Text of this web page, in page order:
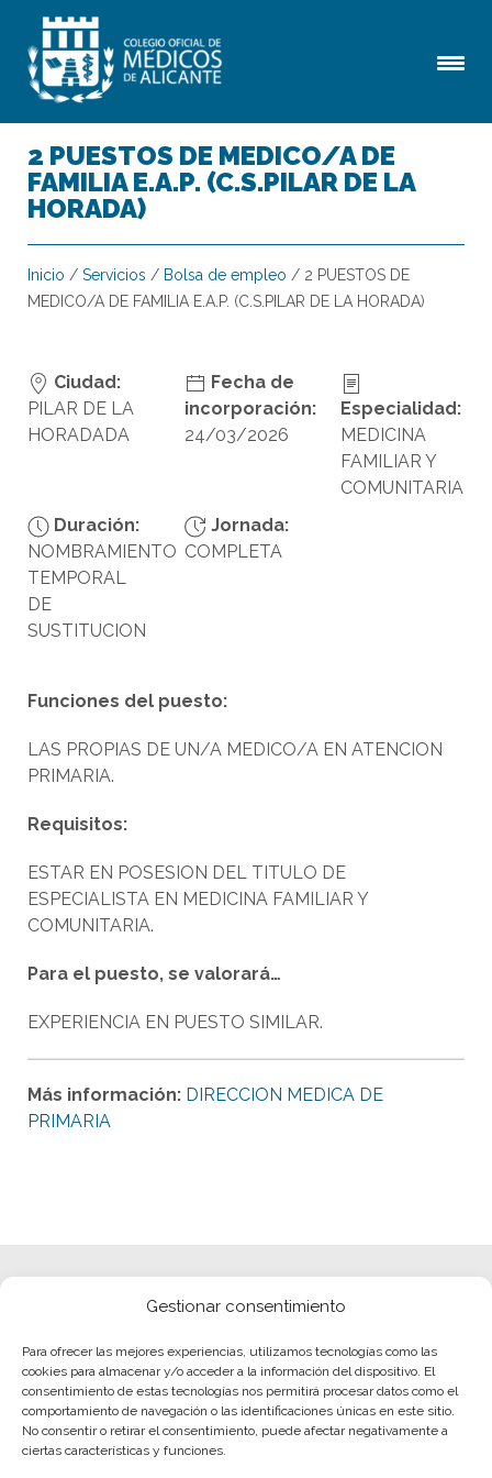
Gestionar consentimiento
Para ofrecer las mejores experiencias, utilizamos tecnologías como las
cookies para almacenar y/o acceder a la información del dispositivo. El
consentimiento de estas tecnologías nos permitirá procesar datos como el
comportamiento de navegación o las identificaciones únicas en este sitio.
No consentir o retirar el consentimiento, puede afectar negativamente a
ciertas características y funciones.
2 PUESTOS DE MEDICO/A DE
FAMILIA E.A.P. (C.S.PILAR DE LA
HORADA)
Inicio / Servicios / Bolsa de empleo / 2 PUESTOS DE
MEDICO/A DE FAMILIA E.A.P. (C.S.PILAR DE LA HORADA)
Ciudad:
PILAR DE LA
HORADADA
Fecha de
incorporación:
24/03/2026
Especialidad:
MEDICINA
FAMILIAR Y
COMUNITARIA
Duración:
NOMBRAMIENTO
TEMPORAL
DE
SUSTITUCION
Jornada:
COMPLETA
Funciones del puesto:
LAS PROPIAS DE UN/A MEDICO/A EN ATENCION
PRIMARIA.
Requisitos:
ESTAR EN POSESION DEL TITULO DE
ESPECIALISTA EN MEDICINA FAMILIAR Y
COMUNITARIA.
Para el puesto, se valorará…
EXPERIENCIA EN PUESTO SIMILAR.
Más información: DIRECCION MEDICA DE
PRIMARIA